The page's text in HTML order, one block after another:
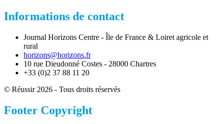
Informations de contact
Journal Horizons Centre - Île de France & Loiret agricole et
rural
horizons@horizons.fr
10 rue Dieudonné Costes - 28000 Chartres
+33 (0)2 37 88 11 20
© Réussir 2026 - Tous droits réservés
Footer Copyright